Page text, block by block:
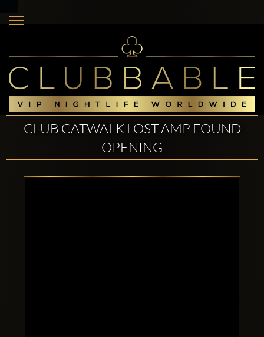
CLUB CATWALK LOST AMP FOUND
OPENING